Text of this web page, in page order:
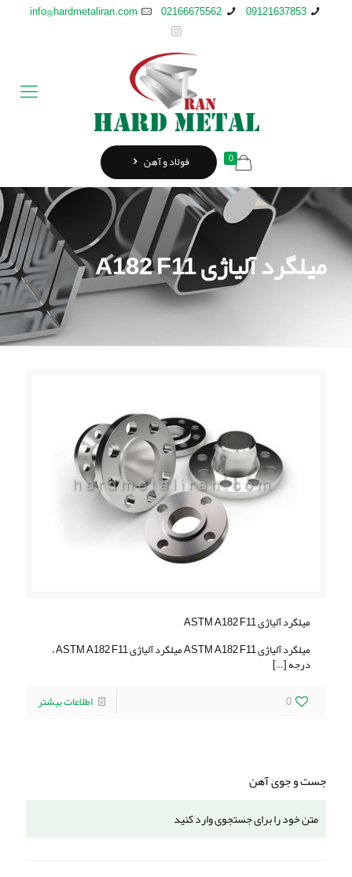
09121637853
02166675562
info@hardmetaliran.com
0 فولاد و آهن
میلگرد آلیاژی A182 F11
میلگرد آلیاژی ASTM A182 F11
میلگرد آلیاژی ASTM A182 F11 میلگرد آلیاژی ASTM A182 F11 ،
درجه[…]
0
اطلاعات بیشتر
جست و جوی آهن